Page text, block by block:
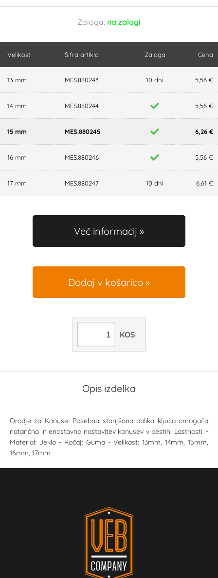
Zaloga: na zalogi
Velikost Šifra artikla Zaloga Cena
13 mm MES.880243 10 dni 5,56 €
14 mm MES.880244 5,56 €
15 mm MES.880245 6,26 €
16 mm MES.880246 5,56 €
17 mm MES.880247 10 dni 6,61 €
Več informacij
Dodaj v košarico
KOS
Opis izdelka
Orodje za Konuse. Posebna stanjšana oblika ključa omogoča
natančno in enostavno nastavitev konusev v pestih. Lastnosti: -
Material: Jeklo - Ročaj: Guma - Velikost: 13mm, 14mm, 15mm,
16mm, 17mm